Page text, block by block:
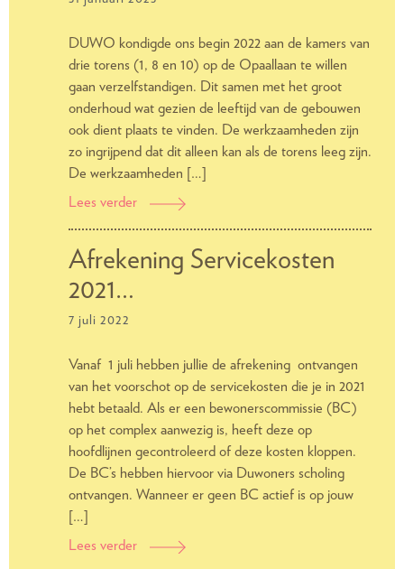
DUWO kondigde ons begin 2022 aan de kamers van
drie torens (1, 8 en 10) op de Opaallaan te willen
gaan verzelfstandigen. Dit samen met het groot
onderhoud wat gezien de leeftijd van de gebouwen
ook dient plaats te vinden. De werkzaamheden zijn
zo ingrijpend dat dit alleen kan als de torens leeg zijn.
De werkzaamheden […]
Lees verder
Ondersteuning
Opaallaan
Afrekening Servicekosten
2021…
7 juli 2022
Vanaf 1 juli hebben jullie de afrekening ontvangen
van het voorschot op de servicekosten die je in 2021
hebt betaald. Als er een bewonerscommissie (BC)
op het complex aanwezig is, heeft deze op
hoofdlijnen gecontroleerd of deze kosten kloppen.
De BC’s hebben hiervoor via Duwoners scholing
ontvangen. Wanneer er geen BC actief is op jouw
[…]
Lees verder
Afrekening